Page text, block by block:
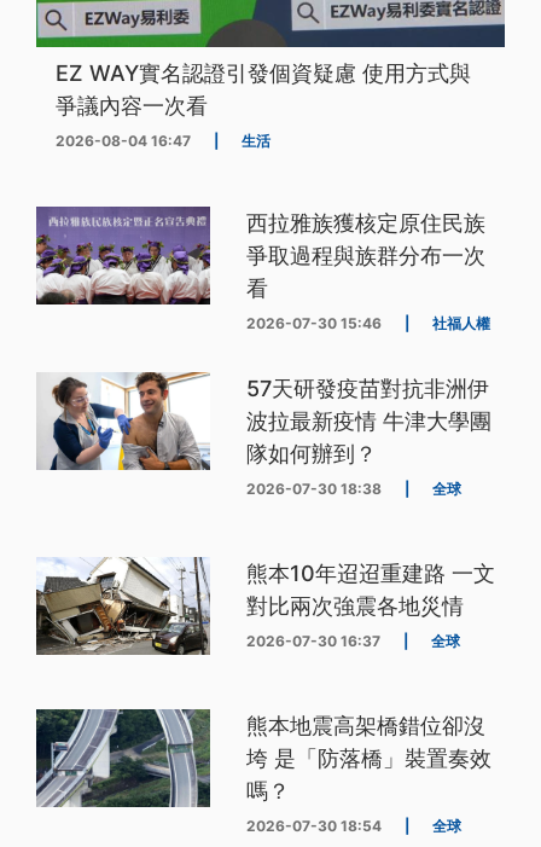
EZ WAY實名認證引發個資疑慮 使用方式與
爭議內容一次看
2026-08-04 16:47 生活
西拉雅族獲核定原住民族
爭取過程與族群分布一次
看
2026-07-30 15:46 社福人權
57天研發疫苗對抗非洲伊
波拉最新疫情 牛津大學團
隊如何辦到？
2026-07-30 18:38 全球
熊本10年迢迢重建路 一文
對比兩次強震各地災情
2026-07-30 16:37 全球
熊本地震高架橋錯位卻沒
垮 是「防落橋」裝置奏效
嗎？
2026-07-30 18:54 全球